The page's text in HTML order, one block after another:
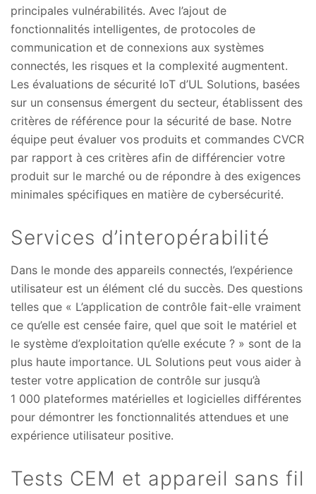
principales vulnérabilités. Avec l’ajout de
fonctionnalités intelligentes, de protocoles de
communication et de connexions aux systèmes
connectés, les risques et la complexité augmentent.
Les évaluations de sécurité IoT d’UL Solutions, basées
sur un consensus émergent du secteur, établissent des
critères de référence pour la sécurité de base. Notre
équipe peut évaluer vos produits et commandes CVCR
par rapport à ces critères afin de différencier votre
produit sur le marché ou de répondre à des exigences
minimales spécifiques en matière de cybersécurité.
Services d’interopérabilité
Dans le monde des appareils connectés, l’expérience
utilisateur est un élément clé du succès. Des questions
telles que « L’application de contrôle fait-elle vraiment
ce qu’elle est censée faire, quel que soit le matériel et
le système d’exploitation qu’elle exécute ? » sont de la
plus haute importance. UL Solutions peut vous aider à
tester votre application de contrôle sur jusqu’à
1 000 plateformes matérielles et logicielles différentes
pour démontrer les fonctionnalités attendues et une
expérience utilisateur positive.
Tests CEM et appareil sans fil